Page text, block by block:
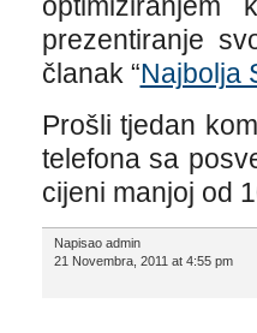
prezentiranje
članak “Najbolja
Prošli tjedan
telefona sa
cijeni manjoj od
Napisao admin
21 Novembra, 2011 at 4:55 pm